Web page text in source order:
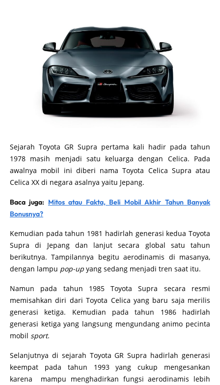
Sejarah Toyota GR Supra pertama kali hadir pada tahun
1978 masih menjadi satu keluarga dengan Celica. Pada
awalnya mobil ini diberi nama Toyota Celica Supra atau
Celica XX di negara asalnya yaitu Jepang.
Baca juga: Mitos atau Fakta, Beli Mobil Akhir Tahun Banyak
Bonusnya?
Kemudian pada tahun 1981 hadirlah generasi kedua Toyota
Supra di Jepang dan lanjut secara global satu tahun
berikutnya. Tampilannya begitu aerodinamis di masanya,
dengan lampu pop-up yang sedang menjadi tren saat itu.
Namun pada tahun 1985 Toyota Supra secara resmi
memisahkan diri dari Toyota Celica yang baru saja merilis
generasi ketiga. Kemudian pada tahun 1986 hadirlah
generasi ketiga yang langsung mengundang animo pecinta
mobil sport.
Selanjutnya di sejarah Toyota GR Supra hadirlah generasi
keempat pada tahun 1993 yang cukup mengesankan
karena mampu menghadirkan fungsi aerodinamis lebih